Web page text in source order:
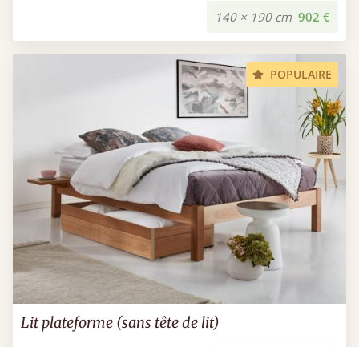
140 × 190 cm 902 €
POPULAIRE
Lit plateforme (sans tête de lit)